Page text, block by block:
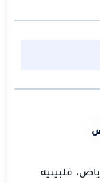
فلبينيه